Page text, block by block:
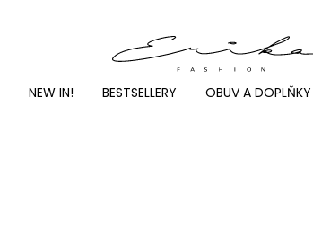
NEW IN! BESTSELLERY OBUV A DOPLŇKY